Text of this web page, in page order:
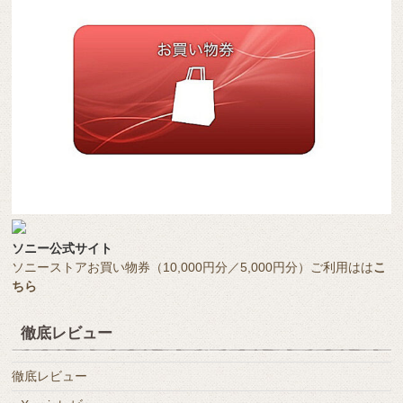
ソニー公式サイト
ソニーストアお買い物券（10,000円分／5,000円分）ご利用ははこ
ちら
徹底レビュー
徹底レビュー